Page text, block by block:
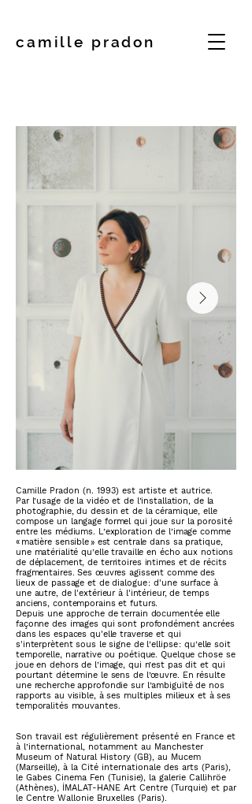
camille pradon
Camille Pradon (n. 1993) est artiste et autrice.
Par l’usage de la vidéo et de l’installation, de la
photographie, du dessin et de la céramique, elle
compose un langage formel qui joue sur la porosité
entre les médiums. L’exploration de l’image comme
« matière sensible » est centrale dans sa pratique,
une matérialité qu’elle travaille en écho aux notions
de déplacement, de territoires intimes et de récits
fragmentaires. Ses œuvres agissent comme des
lieux de passage et de dialogue : d'une surface à
une autre, de l'extérieur à l'intérieur, de temps
anciens, contemporains et futurs.
Depuis une approche de terrain documentée elle
façonne des images qui sont profondément ancrées
dans les espaces qu'elle traverse et qui
s'interprètent sous le signe de l’ellipse : qu’elle soit
temporelle, narrative ou poétique. Quelque chose se
joue en dehors de l’image, qui n’est pas dit et qui
pourtant détermine le sens de l’œuvre. En résulte
une recherche approfondie sur l’ambiguïté de nos
rapports au visible, à ses multiples milieux et à ses
temporalités mouvantes.
Son travail est régulièrement présenté en France et
à l’international, notamment au Manchester
Museum of Natural History (GB), au Mucem
(Marseille), à la Cité internationale des arts (Paris),
le Gabes Cinema Fen (Tunisie), la galerie Callihröe
(Athènes), İMALAT-HANE Art Centre (Turquie) et par
le Centre Wallonie Bruxelles (Paris).